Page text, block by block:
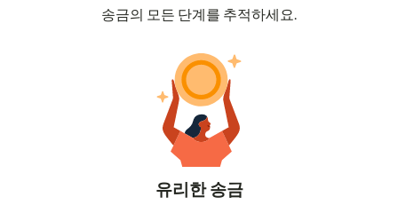
송금의 모든 단계를 추적하세요.
유리한 송금